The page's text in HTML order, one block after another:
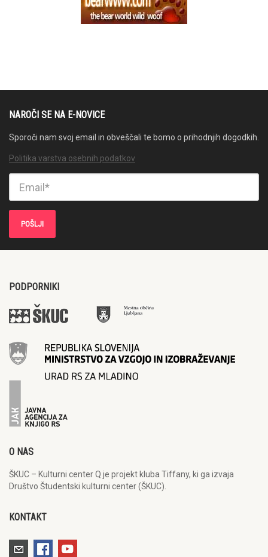
NAROČI SE NA E-NOVICE
Sporoči nam svoj email in obveščali te bomo o prihodnjih dogodkih.
Politika varstva osebnih podatkov
PODPORNIKI
O NAS
ŠKUC – Kulturni center Q je projekt kluba Tiffany, ki ga izvaja
Društvo Študentski kulturni center (ŠKUC).
KONTAKT